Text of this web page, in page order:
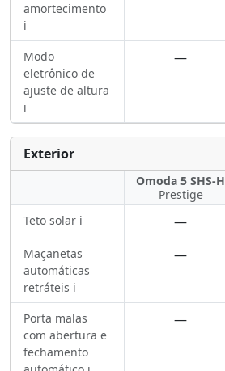
amortecimento
ℹ️
Modo
eletrônico de
ajuste de altura
ℹ️
—
Exterior
Omoda 5 SHS-H
Prestige
Teto solar ℹ️
—
Maçanetas
automáticas
retráteis ℹ️
—
Porta malas
com abertura e
fechamento
—